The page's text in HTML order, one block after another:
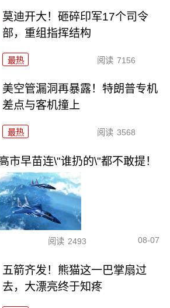
莫迪开大！砸碎印军17个司令
部，重组指挥结构
最热 阅读 7156
美空管漏洞再暴露！特朗普专机
差点与客机撞上
最热 阅读 3568
市早苗连\"谁扔的\"都不敢提！
阅读 2493 08-07
五箭齐发！熊猫这一巴掌扇过
去，大漂亮终于知疼